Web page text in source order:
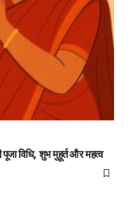
विधि, शुभ मुहूर्त और महत्व